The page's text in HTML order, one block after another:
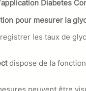
application Diabetes
pour mesurer la
les taux de
dispose de la